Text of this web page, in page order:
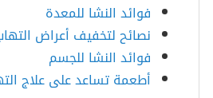
فوائد النشا للمعدة
نصائح لتخفيف أعراض
فوائد النشا للجسم
أطعمة تساعد على علاج